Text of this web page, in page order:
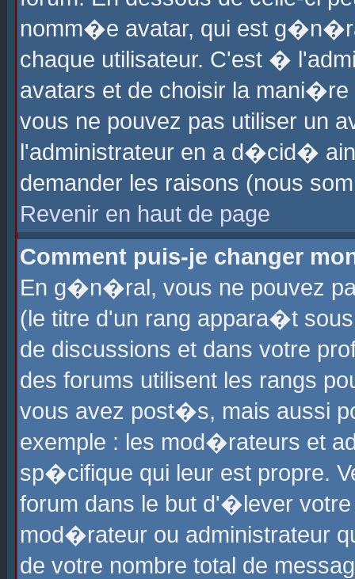
nomm�e avatar, qui est
chaque utilisateur. C'est �
avatars et de choisir la
vous ne pouvez pas utiliser un
l'administrateur en a d�cid�
demander les raisons (nous
Revenir en haut de page
Comment puis-je changer
En g�n�ral, vous ne pouvez
(le titre d'un rang appara�t
de discussions et dans votre
des forums utilisent les rangs
vous avez post�s, mais aussi
exemple : les mod�rateurs et
sp�cifique qui leur est propre.
forum dans le but d'�lever
mod�rateur ou administrateur
de votre nombre total de